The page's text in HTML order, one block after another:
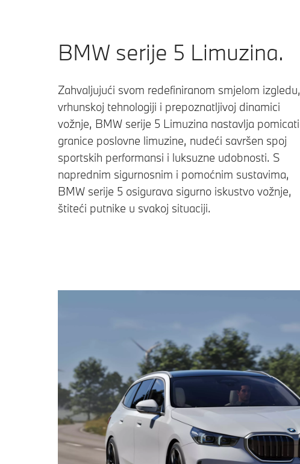
BMW serije 5 Limuzina.
Zahvaljujući svom redefiniranom smjelom izgledu,
vrhunskoj tehnologiji i prepoznatljivoj dinamici
vožnje, BMW serije 5 Limuzina nastavlja pomicati
granice poslovne limuzine, nudeći savršen spoj
sportskih performansi i luksuzne udobnosti. S
naprednim sigurnosnim i pomoćnim sustavima,
BMW serije 5 osigurava sigurno iskustvo vožnje,
štiteći putnike u svakoj situaciji.